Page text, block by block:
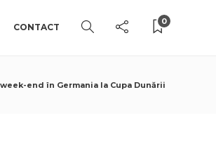
CONTACT
0
end în Germania la Cupa Dunării